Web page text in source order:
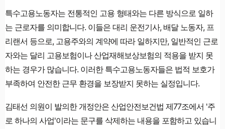
특수고용노동자는 전통적인 고용 형태와는 다른 방식으로 일하
는 근로자를 의미합니다. 이들은 대리 운전기사, 배달 노동자, 프
리랜서 등으로, 고용주와의 계약에 따라 일하지만, 일반적인 근로
자와는 달리 고용보험이나 산업재해보상보험의 적용을 받지 못
하는 경우가 많습니다. 이러한 특수고용노동자들은 법적 보호가
부족하여 안전한 근무 환경을 보장받지 못하는 실정입니다.
김태선 의원이 발의한 개정안은 산업안전보건법 제77조에서 '주
로 하나의 사업'이라는 문구를 삭제하는 내용을 포함하고 있습니